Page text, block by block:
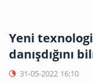
Yeni
danışdığını
31-05-2022 16:10